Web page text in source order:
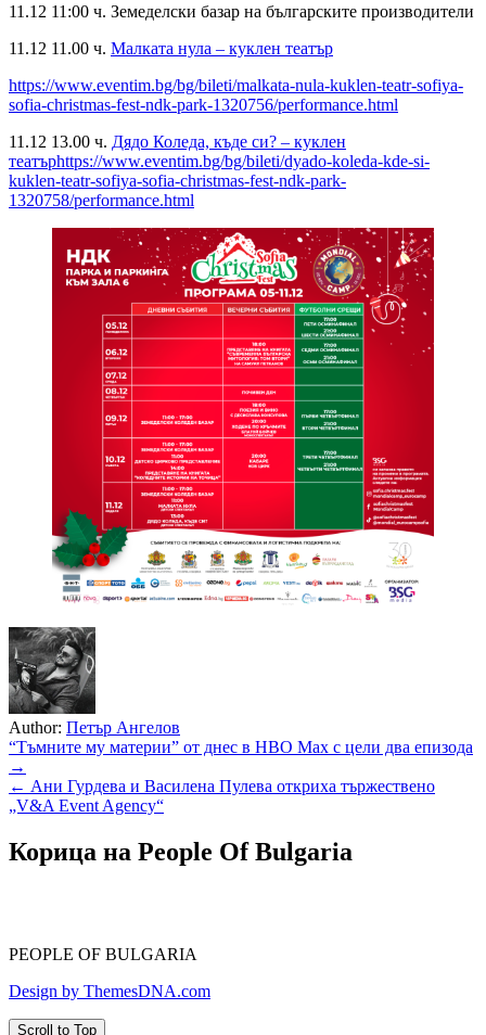
11.12 11:00 ч. Земеделски базар на българските производители
11.12 11.00 ч. Малката нула – куклен театър
https://www.eventim.bg/bg/bileti/malkata-nula-kuklen-teatr-sofiya-
sofia-christmas-fest-ndk-park-1320756/performance.html
11.12 13.00 ч. Дядо Коледа, къде си? – куклен
театърhttps://www.eventim.bg/bg/bileti/dyado-koleda-kde-si-
kuklen-teatr-sofiya-sofia-christmas-fest-ndk-park-
1320758/performance.html
Author: Петър Ангелов
Навигация
“Тъмните му материи” от днес в HBO Max с цели два епизода
→
← Ани Гурдева и Василена Пулева откриха тържествено
„V&A Event Agency“
Корица на People Of Bulgaria
PEOPLE OF BULGARIA
Design by ThemesDNA.com
Scroll to Top